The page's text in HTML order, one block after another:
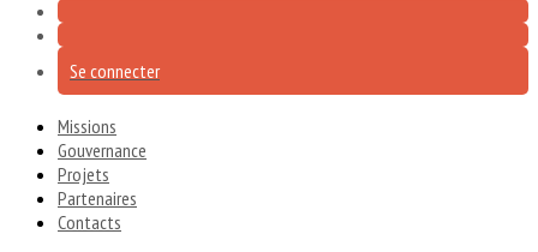
Se connecter
Missions
Gouvernance
Projets
Partenaires
Contacts